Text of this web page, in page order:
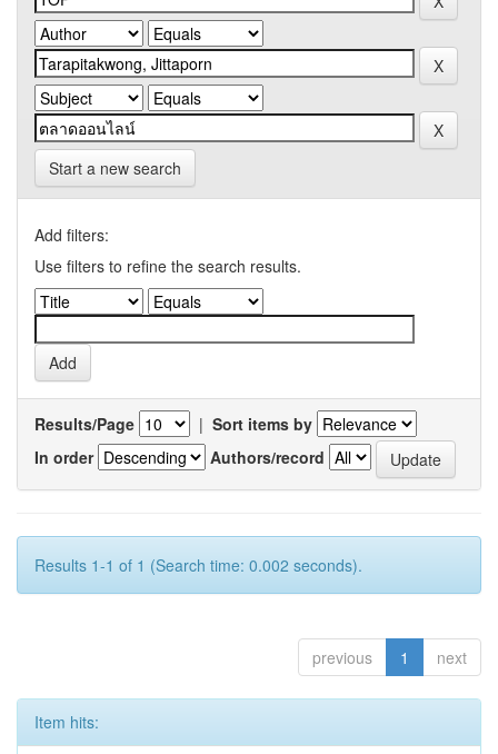
Start a new search
Add filters:
Use filters to refine the search results.
Results/Page | Sort items by
In order
Authors/record
Results 1-1 of 1 (Search time: 0.002 seconds).
previous 1 next
Item hits: